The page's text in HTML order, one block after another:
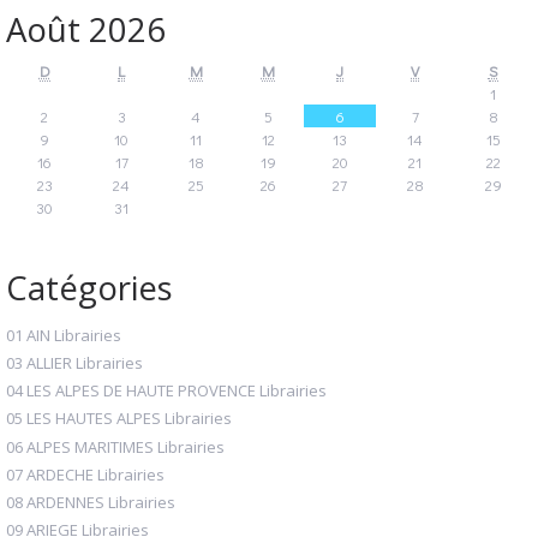
Août 2026
D L M M J V
S
1
2
3 4 5 6 7
8
9
10 11 12 13 14
15
16
17 18 19 20 21
22
23
24 25 26 27 28
29
30
31
Catégories
01 AIN Librairies
03 ALLIER Librairies
04 LES ALPES DE HAUTE PROVENCE Librairies
05 LES HAUTES ALPES Librairies
06 ALPES MARITIMES Librairies
07 ARDECHE Librairies
08 ARDENNES Librairies
09 ARIEGE Librairies